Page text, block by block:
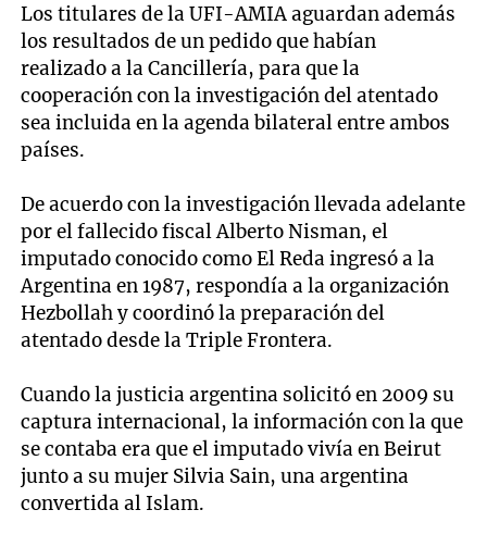
Los titulares de la UFI-AMIA aguardan además
los resultados de un pedido que habían
realizado a la Cancillería, para que la
cooperación con la investigación del atentado
sea incluida en la agenda bilateral entre ambos
países.
De acuerdo con la investigación llevada adelante
por el fallecido fiscal Alberto Nisman, el
imputado conocido como El Reda ingresó a la
Argentina en 1987, respondía a la organización
Hezbollah y coordinó la preparación del
atentado desde la Triple Frontera.
Cuando la justicia argentina solicitó en 2009 su
captura internacional, la información con la que
se contaba era que el imputado vivía en Beirut
junto a su mujer Silvia Sain, una argentina
convertida al Islam.